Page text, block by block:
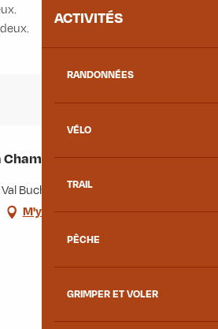
ACTIVITÉS
RANDONNÉES
VÉLO
TRAIL
PÊCHE
GRIMPER ET VOLER
Chambre
Buch, 73130 La Chambre
M'y rendre